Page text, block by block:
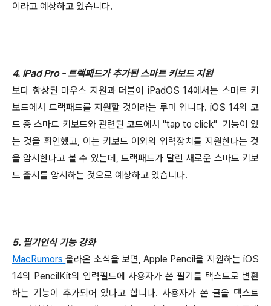
이라고 예상하고 있습니다.
4. iPad Pro - 트랙패드가 추가된 스마트 키보드 지원
보다 향상된 마우스 지원과 더블어 iPadOS 14에서는 스마트 키
보드에서 트랙패드를 지원할 것이라는 루머 입니다. iOS 14의 코
드 중 스마트 키보드와 관련된 코드에서 "tap to click" 기능이 있
는 것을 확인했고, 이는 키보드 이외의 입력장치를 지원한다는 것
을 암시한다고 볼 수 있는데, 트랙패드가 달린 새로운 스마트 키보
드 출시를 암시하는 것으로 예상하고 있습니다.
5. 필기인식 기능 강화
MacRumors올라온 소식을 보면, Apple Pencil을 지원하는 iOS
14의 PencilKit의 입력필드에 사용자가 쓴 필기를 택스트로 변환
하는 기능이 추가되어 있다고 합니다. 사용자가 쓴 글을 택스트